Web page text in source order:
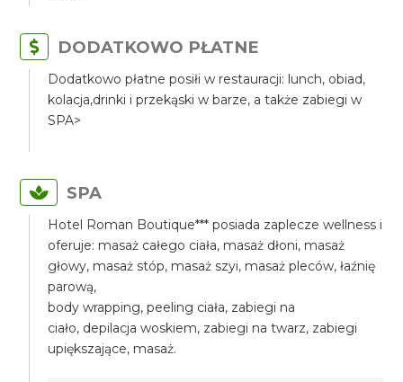
DODATKOWO PŁATNE
Dodatkowo płatne posiłi w restauracji: lunch, obiad,
kolacja,drinki i przekąski w barze, a także zabiegi w
SPA>
SPA
Hotel Roman Boutique*** posiada zaplecze wellness i
oferuje: masaż całego ciała, masaż dłoni, masaż
głowy, masaż stóp, masaż szyi, masaż pleców, łaźnię
parową,
body wrapping, peeling ciała, zabiegi na
ciało, depilacja woskiem, zabiegi na twarz, zabiegi
upiększające, masaż.